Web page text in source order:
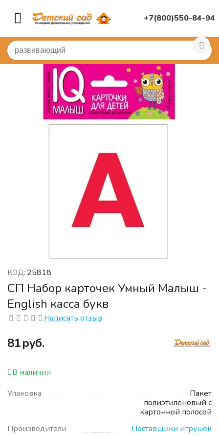
+7(800)550-84-94
Главная / ДИДАКТИЧЕСКИЕ ИГРЫ Настольные игры
КОД: 25818
СП Набор карточек Умный Малыш -
English касса букв
Написать отзыв
‍81‍руб.
В наличии
Упаковка
Пакет
полиэтиленовый с
картонной полосой
Производители
Поставщики игрушек